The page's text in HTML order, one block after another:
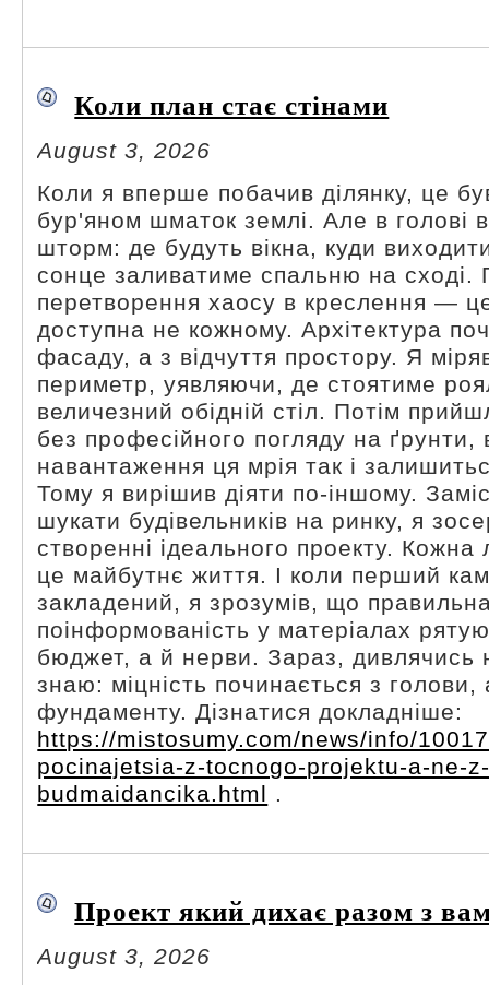
Коли план стає стінами
August 3, 2026
Коли я вперше побачив ділянку, це
бур'яном шматок землі. Але в голові
шторм: де будуть вікна, куди
сонце заливатиме спальню на сході.
перетворення хаосу в креслення —
доступна не кожному. Архітектура
фасаду, а з відчуття простору. Я
периметр, уявляючи, де стоятиме
величезний обідній стіл. Потім
без професійного погляду на ґрунти,
навантаження ця мрія так і
Тому я вирішив діяти по-іншому.
шукати будівельників на ринку, я
створенні ідеального проекту. Кожна
це майбутнє життя. І коли перший
закладений, я зрозумів, що
поінформованість у матеріалах
бюджет, а й нерви. Зараз, дивлячись
знаю: міцність починається з голови,
фундаменту. Дізнатися докладніше:
https://mistosumy.com/news/info/
pocinajetsia-z-tocnogo-projektu-a-ne-
budmaidancika.html .
Проект який дихає разом з
August 3, 2026